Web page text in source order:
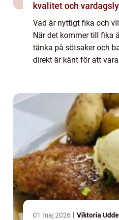
kvalitet och
Vad är nyttigt fika och
När det kommer till fika
tänka på sötsaker och
direkt är känt för att
01 maj 2026 Viktoria